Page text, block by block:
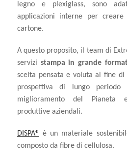
legno e plexiglass, sono
applicazioni interne per
cartone.
A questo proposito, il team di
servizi stampa in grande
scelta pensata e voluta al fine
prospettiva di lungo
miglioramento del Pianeta
produttive aziendali.
DISPA® è un materiale
composto da fibre di cellulosa.